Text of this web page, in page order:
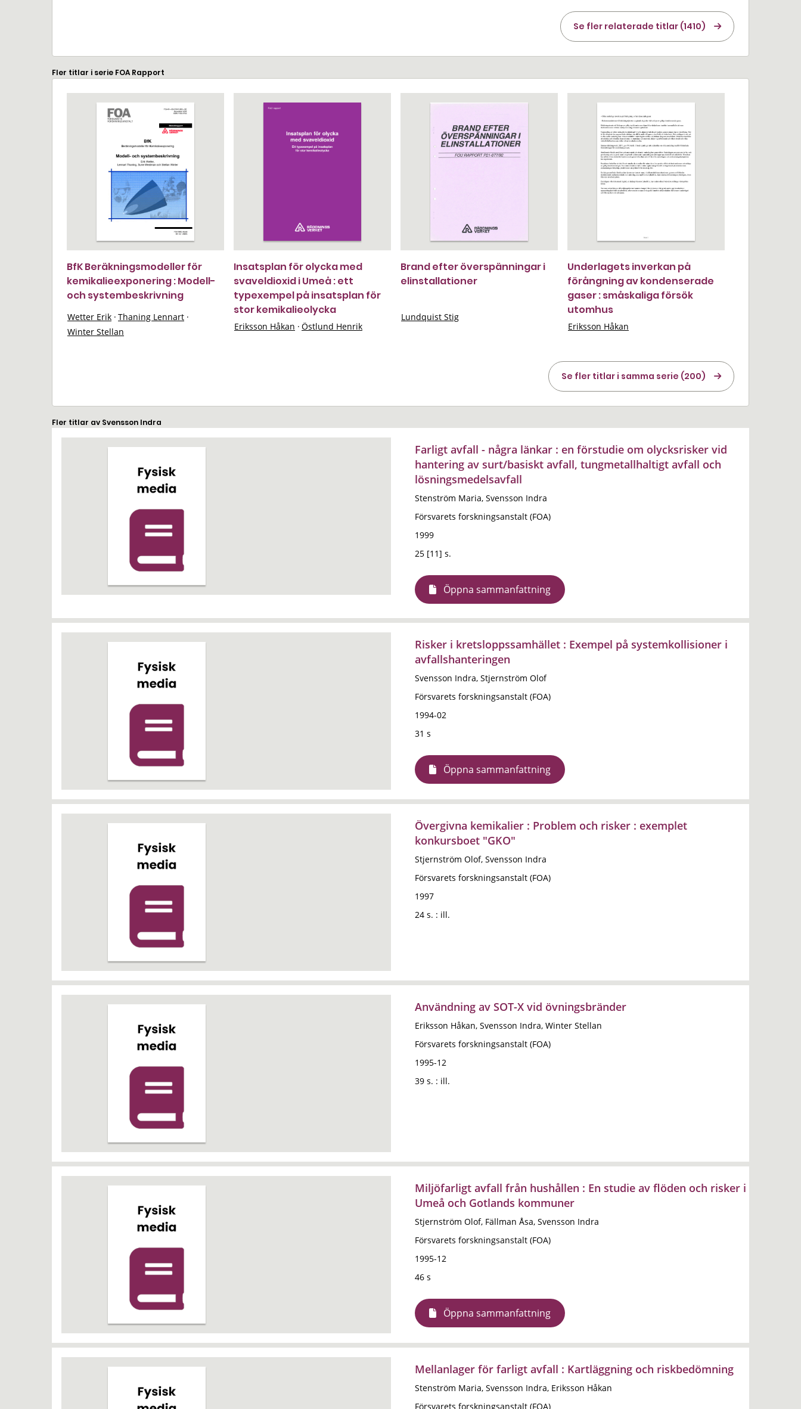
Se fler relaterade titlar (1410)
Fler titlar i serie FOA Rapport
BfK Beräkningsmodeller för
kemikalieexponering : Modell-
och systembeskrivning
Wetter Erik · Thaning Lennart ·
Winter Stellan
Insatsplan för olycka med
svaveldioxid i Umeå : ett
typexempel på insatsplan för
stor kemikalieolycka
Eriksson Håkan · Östlund Henrik
Brand efter överspänningar i
elinstallationer
Lundquist Stig
Underlagets inverkan på
förångning av kondenserade
gaser : småskaliga försök
utomhus
Eriksson Håkan
Se fler titlar i samma serie (200)
Fler titlar av Svensson Indra
Farligt avfall - några länkar : en förstudie om olycksrisker vid
hantering av surt/basiskt avfall, tungmetallhaltigt avfall och
lösningsmedelsavfall
Stenström Maria, Svensson Indra
Försvarets forskningsanstalt (FOA)
1999
25 [11] s.
Öppna sammanfattning
Risker i kretsloppssamhället : Exempel på systemkollisioner i
avfallshanteringen
Svensson Indra, Stjernström Olof
Försvarets forskningsanstalt (FOA)
1994-02
31 s
Öppna sammanfattning
Övergivna kemikalier : Problem och risker : exemplet
konkursboet "GKO"
Stjernström Olof, Svensson Indra
Försvarets forskningsanstalt (FOA)
1997
24 s. : ill.
Användning av SOT-X vid övningsbränder
Eriksson Håkan, Svensson Indra, Winter Stellan
Försvarets forskningsanstalt (FOA)
1995-12
39 s. : ill.
Miljöfarligt avfall från hushållen : En studie av flöden och risker i
Umeå och Gotlands kommuner
Stjernström Olof, Fällman Åsa, Svensson Indra
Försvarets forskningsanstalt (FOA)
1995-12
46 s
Öppna sammanfattning
Mellanlager för farligt avfall : Kartläggning och riskbedömning
Stenström Maria, Svensson Indra, Eriksson Håkan
Försvarets forskningsanstalt (FOA)